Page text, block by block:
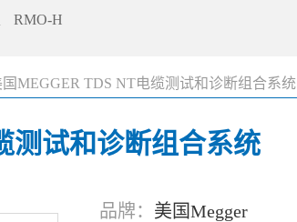
RMO-H
国MEGGER TDS NT电缆测试和诊断组合系统
测试和诊断组合系统
品牌： 美国Megger